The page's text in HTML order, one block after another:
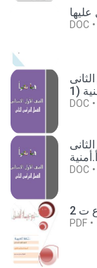
DOC
DOC
DOC
PDF